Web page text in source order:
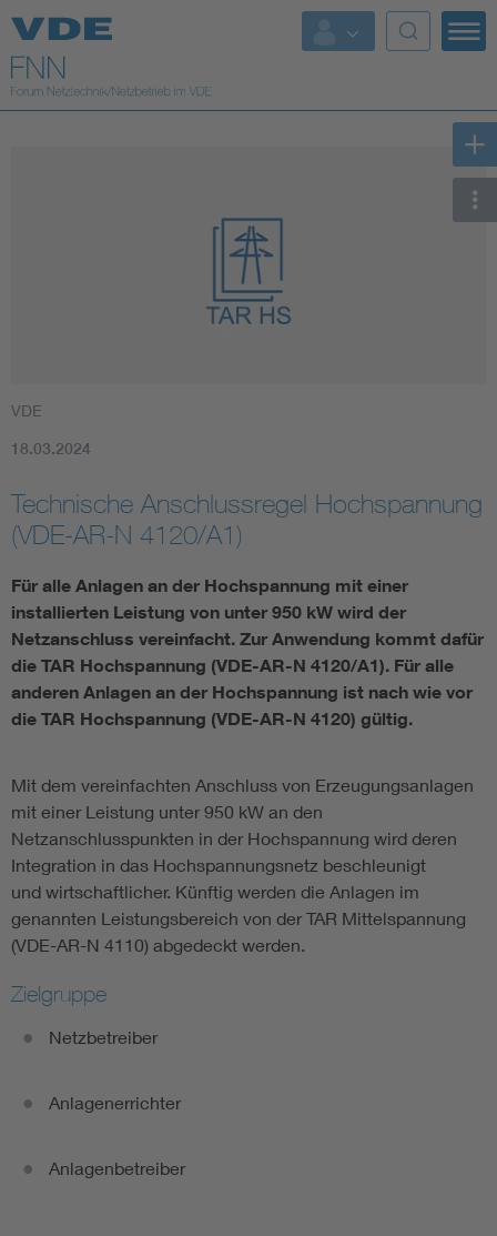
Top Themen
Fokusthemen
Vom Netz zum System
Digitalisierung und Metering
Versorgungsqualität Stromnetze
Innovative Netztechnologien
Umwelt- und Naturschutz
Regelsetzung
VDE
18.03.2024
Technische Anschlussregel Hochspannung
(VDE-AR-N 4120/A1)
Für alle Anlagen an der Hochspannung mit einer
installierten Leistung von unter 950 kW wird der
Netzanschluss vereinfacht. Zur Anwendung kommt dafür
die TAR Hochspannung (VDE-AR-N 4120/A1). Für alle
anderen Anlagen an der Hochspannung ist nach wie vor
die TAR Hochspannung (VDE-AR-N 4120) gültig.
Mit dem vereinfachten Anschluss von Erzeugungsanlagen
mit einer Leistung unter 950 kW an den
Netzanschlusspunkten in der Hochspannung wird deren
Integration in das Hochspannungsnetz beschleunigt
und wirtschaftlicher. Künftig werden die Anlagen im
genannten Leistungsbereich von der TAR Mittelspannung
(VDE-AR-N 4110) abgedeckt werden.
Zielgruppe
Netzbetreiber
Anlagenerrichter
Anlagenbetreiber